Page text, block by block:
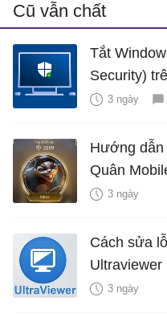
Cũ vẫn chất
Tắt
Security)
3 ngày
Hướng dẫn
Quân
3 ngày
Cách sửa
Ultraviewer
3 ngày